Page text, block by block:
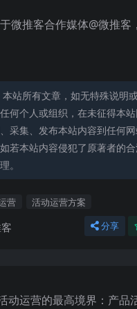
微推客合作媒体@微推客
本站所有文章，如无特殊说明
何个人或组织，在未征得本
采集、发布本站内容到任何
若本站内容侵犯了原著者的
。
营 活动运营方案
分享
动运营的最高境界：产品